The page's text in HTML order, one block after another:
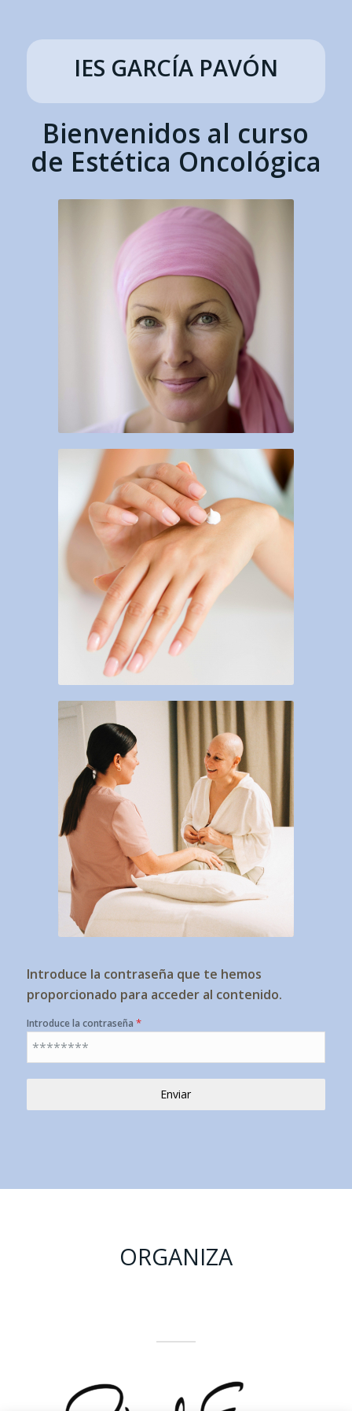
IES GARCÍA PAVÓN
Bienvenidos al curso
de Estética Oncológica
Introduce la contraseña que te hemos
proporcionado para acceder al contenido.
Introduce la contraseña *
Enviar
ORGANIZA